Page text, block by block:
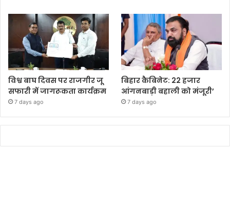
विश्व बाघ दिवस पर राजगीर जू
सफारी में जागरूकता कार्यक्रम
7 days ago
बिहार कैबिनेट: 22 हजार
आंगनबाड़ी बहाली को मंजूरी’
7 days ago